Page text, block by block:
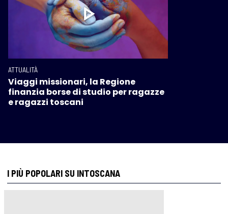
ATTUALITÀ
Viaggi missionari, la Regione
finanzia borse di studio per ragazze
e ragazzi toscani
I PIÙ POPOLARI SU INTOSCANA